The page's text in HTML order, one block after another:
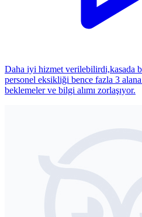
Daha iyi hizmet verilebilirdi,kasada
personel eksikliği bence fazla 3
beklemeler ve bilgi alımı zorlaşıyor.